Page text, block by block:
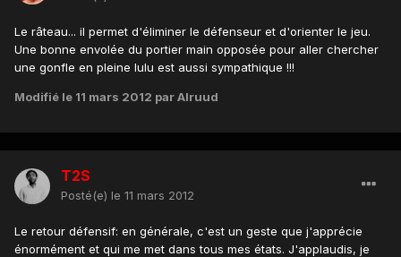
Le râteau... il permet d'éliminer le défenseur et d'orienter le jeu.
Une bonne envolée du portier main opposée pour aller chercher
une gonfle en pleine lulu est aussi sympathique !!!
Modifié le 11 mars 2012 par Alruud
T2S
Posté(e) le 11 mars 2012
Le retour défensif: en générale, c'est un geste que j'apprécie
énormément et qui me met dans tous mes états. J'applaudis, je